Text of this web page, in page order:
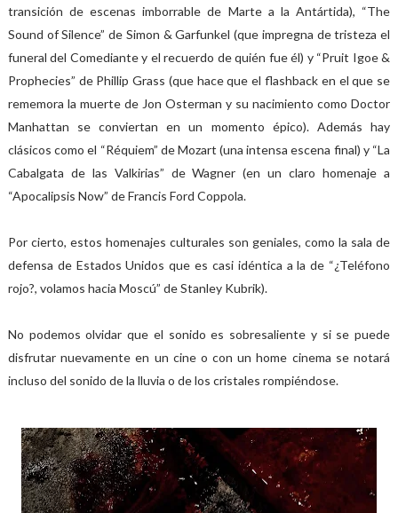
transición de escenas imborrable de Marte a la Antártida), “The
Sound of Silence” de Simon & Garfunkel (que impregna de tristeza el
funeral del Comediante y el recuerdo de quién fue él) y “Pruit Igoe &
Prophecies” de Phillip Grass (que hace que el flashback en el que se
rememora la muerte de Jon Osterman y su nacimiento como Doctor
Manhattan se conviertan en un momento épico). Además hay
clásicos como el “Réquiem” de Mozart (una intensa escena final) y “La
Cabalgata de las Valkirias” de Wagner (en un claro homenaje a
“Apocalipsis Now” de Francis Ford Coppola.
Por cierto, estos homenajes culturales son geniales, como la sala de
defensa de Estados Unidos que es casi idéntica a la de “¿Teléfono
rojo?, volamos hacia Moscú” de Stanley Kubrik).
No podemos olvidar que el sonido es sobresaliente y si se puede
disfrutar nuevamente en un cine o con un home cinema se notará
incluso del sonido de la lluvia o de los cristales rompiéndose.